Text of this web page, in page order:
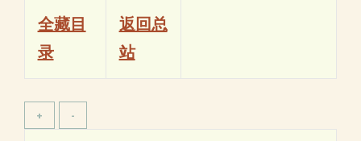
全藏目
录
返回总
站